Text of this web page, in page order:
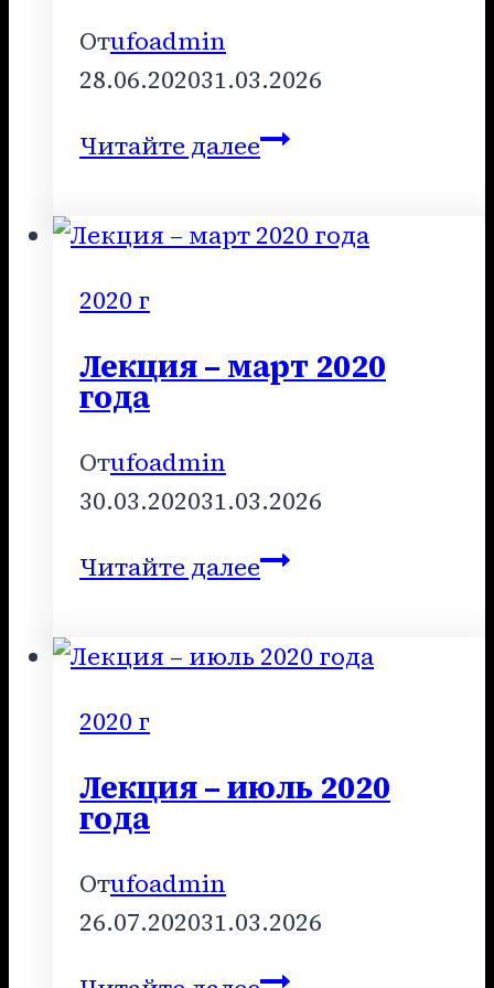
Отufoadmin
28.06.202031.03.2026
Читайте далееЛекция
июнь
2020
2020 г
Лекция – март 2020
года
Отufoadmin
30.03.202031.03.2026
Читайте далееЛекция
март
2020
2020 г
Лекция – июль 2020
года
Отufoadmin
26.07.202031.03.2026